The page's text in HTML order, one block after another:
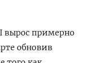
вырос примерно
обновив